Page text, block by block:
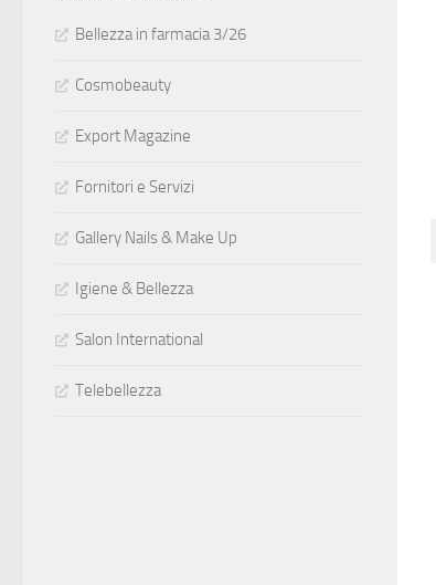
Bellezza in farmacia 3/26
Cosmobeauty
Export Magazine
Fornitori e Servizi
Gallery Nails & Make Up
Igiene & Bellezza
Salon International
Telebellezza